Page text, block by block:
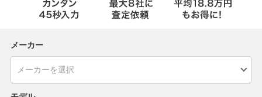
メーカー